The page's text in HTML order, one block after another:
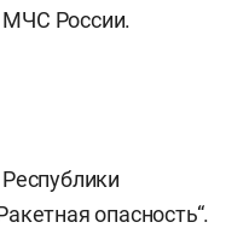
России.
опасность“.